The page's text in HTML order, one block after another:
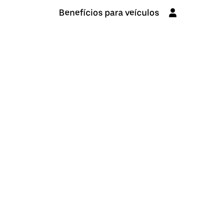
Benefícios para veículos